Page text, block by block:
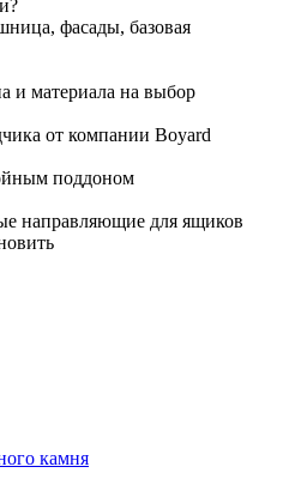
фасады, базовая
и материала на выбор
от компании Boyard
поддоном
направляющие для ящиков
камня